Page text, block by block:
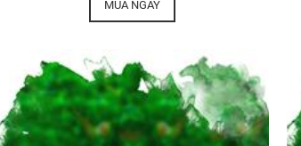
MUA NGAY